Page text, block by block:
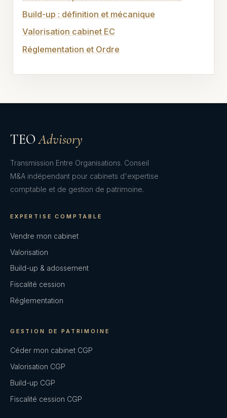
Build-up : définition et mécanique
Valorisation cabinet EC
Réglementation et Ordre
TEOAdvisory
Transmission Entre Organisations. Conseil
M&A indépendant pour cabinets d'expertise
comptable et de gestion de patrimoine.
EXPERTISE COMPTABLE
Vendre mon cabinet
Valorisation
Build-up & adossement
Fiscalité cession
Réglementation
GESTION DE PATRIMOINE
Céder mon cabinet CGP
Valorisation CGP
Build-up CGP
Fiscalité cession CGP